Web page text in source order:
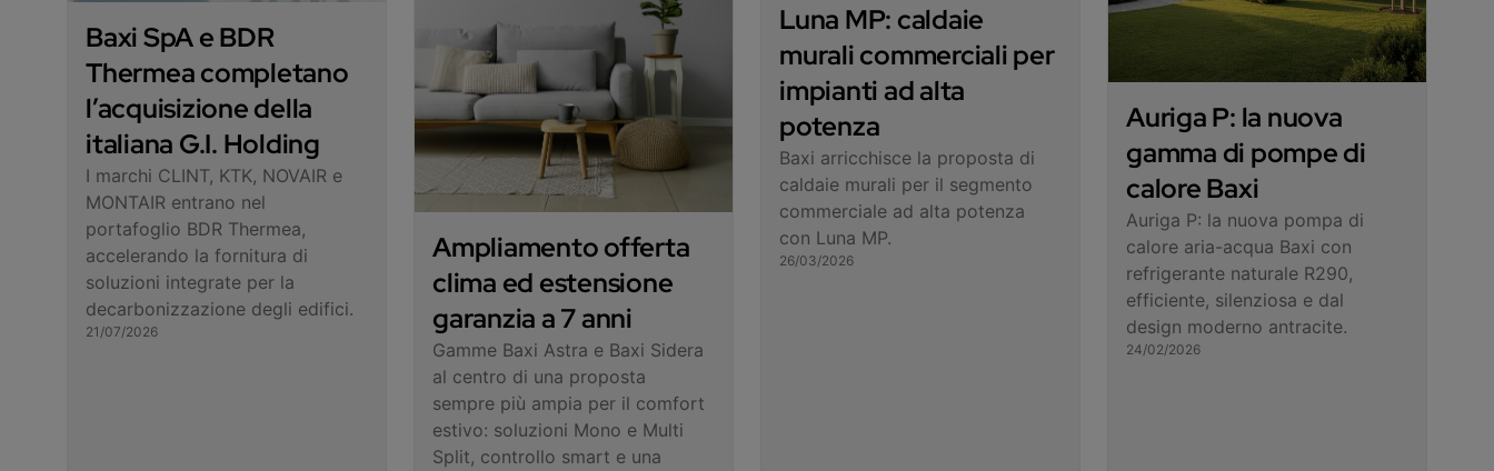
Baxi SpA e BDR
Thermea completano
l’acquisizione della
italiana G.I. Holding
I marchi CLINT, KTK, NOVAIR e
MONTAIR entrano nel
portafoglio BDR Thermea,
accelerando la fornitura di
soluzioni integrate per la
decarbonizzazione degli edifici.
21/07/2026
Ampliamento offerta
clima ed estensione
garanzia a 7 anni
Gamme Baxi Astra e Baxi Sidera
al centro di una proposta
sempre più ampia per il comfort
estivo: soluzioni Mono e Multi
Split, controllo smart e una
Luna MP: caldaie
murali commerciali per
impianti ad alta
potenza
Baxi arricchisce la proposta di
caldaie murali per il segmento
commerciale ad alta potenza
con Luna MP.
26/03/2026
Auriga P: la nuova
gamma di pompe di
calore Baxi
Auriga P: la nuova pompa di
calore aria-acqua Baxi con
refrigerante naturale R290,
efficiente, silenziosa e dal
design moderno antracite.
24/02/2026